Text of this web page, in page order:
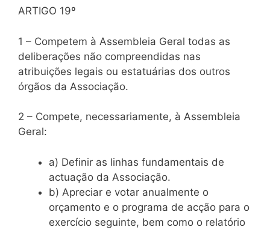
ARTIGO 19º
1 – Competem à Assembleia Geral todas as
deliberações não compreendidas nas
atribuições legais ou estatuárias dos outros
órgãos da Associação.
2 – Compete, necessariamente, à Assembleia
Geral:
a) Definir as linhas fundamentais de
actuação da Associação.
b) Apreciar e votar anualmente o
orçamento e o programa de acção para o
exercício seguinte, bem como o relatório